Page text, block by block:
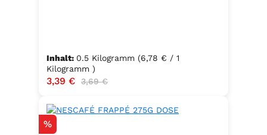
Inhalt: 0.5 Kilogramm (6,78 € / 1
Kilogramm )
Verkaufspreis:
3,39 € Regulärer Preis:
3,69 €
Rabatt
%